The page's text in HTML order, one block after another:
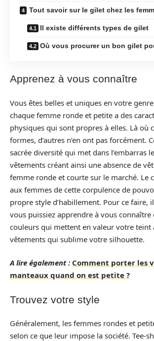
Tout savoir sur le gilet chez les
Il existe différents types de gilet
Où vous procurer un bon gilet
Apprenez à vous connaître
Vous êtes belles et uniques en votre
chaque femme ronde et petite a des
physiques qui sont propres à elles. Là où
formes, d’autres n’en ont pas forcément.
sacrée diversité qui met dans l’embarras
vêtements créant ainsi une absence de
femme ronde et courte sur le marché. Le
aux femmes de cette corpulence de
propre style d’habillement. Pour ce faire,
vous puissiez apprendre à vous connaître
couleurs qui mettent en valeur votre teint
vêtements qui sublime votre silhouette.
A lire également : Comment porter les
manteaux quand on est petite ?
Trouvez votre style
Généralement, les femmes rondes et
selon ce que leur impose la société. Tee-